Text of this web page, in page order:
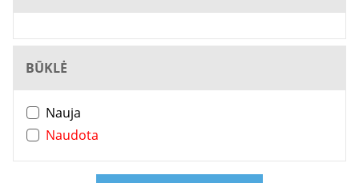
BŪKLĖ
Nauja
Naudota